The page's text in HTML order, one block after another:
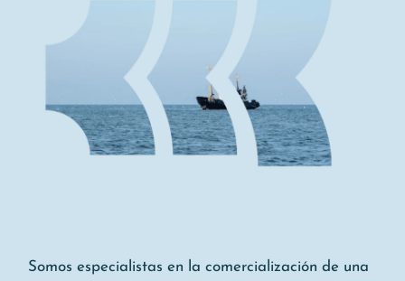
Somos especialistas en la comercialización de una